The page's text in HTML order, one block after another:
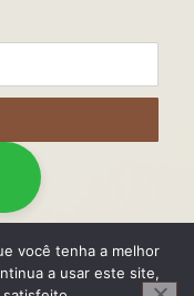
Brasil
você tenha a melhor
a usar este site,